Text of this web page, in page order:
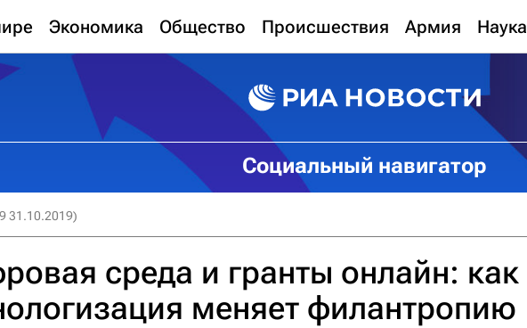
Экономика Общество Происшествия Армия Наука
Социальный навигатор
31.10.2019)
среда и гранты онлайн: как
меняет филантропию